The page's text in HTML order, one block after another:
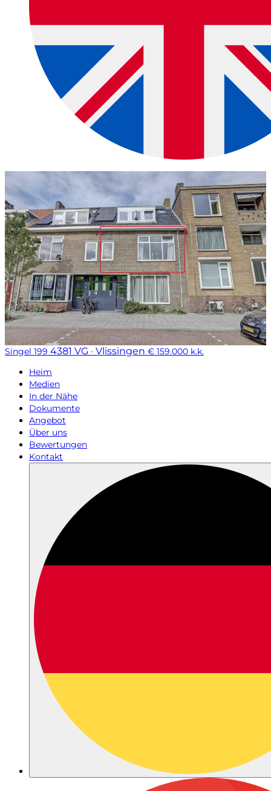
Singel 199 4381 VG · Vlissingen € 159.000 k.k.
Heim
Medien
In der Nähe
Dokumente
Angebot
Über uns
Bewertungen
Kontakt